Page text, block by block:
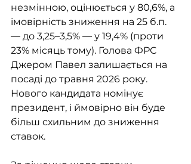
незмінною, оцінюється у 80,6%, а
імовірність зниження на 25 б.п.
— до 3,25–3,5% — у 19,4% (проти
23% місяць тому). Голова ФРС
Джером Павел залишається на
посаді до травня 2026 року.
Нового кандидата номінує
президент, і ймовірно він буде
більш схильним до зниження
ставок.